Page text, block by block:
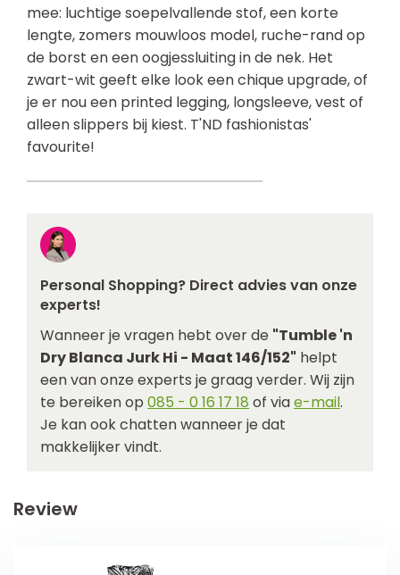
mee: luchtige soepelvallende stof, een korte
lengte, zomers mouwloos model, ruche-rand op
de borst en een oogjessluiting in de nek. Het
zwart-wit geeft elke look een chique upgrade, of
je er nou een printed legging, longsleeve, vest of
alleen slippers bij kiest. T'ND fashionistas'
favourite!
Personal Shopping? Direct advies van onze
experts!
Wanneer je vragen hebt over de "Tumble 'n
Dry Blanca Jurk Hi - Maat 146/152" helpt
een van onze experts je graag verder. Wij zijn
te bereiken op 085 - 0 16 17 18 of viae-mail.
Je kan ook chatten wanneer je dat
makkelijker vindt.
Review